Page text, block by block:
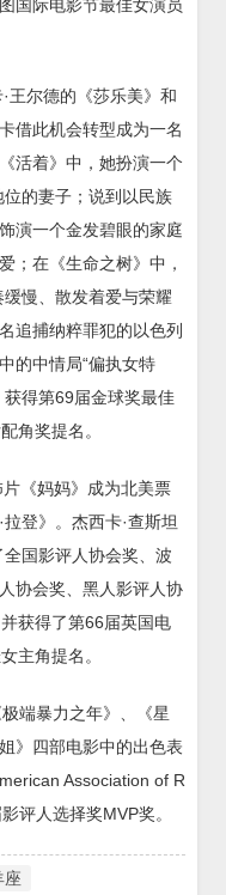
国际电影节最佳女演员
王尔德的《莎乐美》和
借此机会转型成为一名
活着》中，她扮演一个
的妻子；说到以民族
演一个金发碧眼的家庭
；在《生命之树》中，
慢、散发着爱与荣耀
追捕纳粹罪犯的以色列
的中情局“偏执女特
得第69届金球奖最佳
角奖提名。
《妈妈》成为北美票
登》。杰西卡·查斯坦
国影评人协会奖、波
协会奖、黑人影评人协
获得了第66届英国电
主角提名。
端暴力之年》、《星
》四部电影中的出色表
Association of R
评人选择奖MVP奖。
座